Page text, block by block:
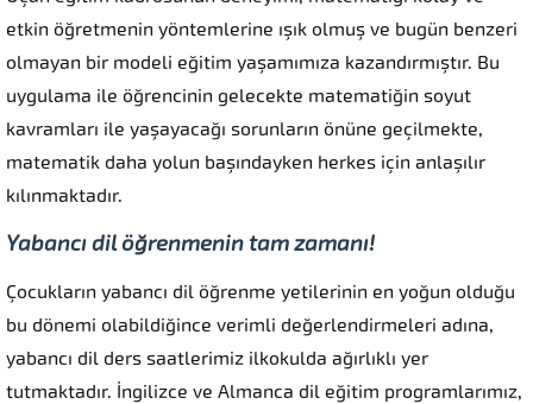
etkin öğretmenin yöntemlerine ışık olmuş ve bugün benzeri
olmayan bir modeli eğitim yaşamımıza kazandırmıştır. Bu
uygulama ile öğrencinin gelecekte matematiğin soyut
kavramları ile yaşayacağı sorunların önüne geçilmekte,
matematik daha yolun başındayken herkes için anlaşılır
kılınmaktadır.
Yabancı dil öğrenmenin tam zamanı!
Çocukların yabancı dil öğrenme yetilerinin en yoğun olduğu
bu dönemi olabildiğince verimli değerlendirmeleri adına,
yabancı dil ders saatlerimiz ilkokulda ağırlıklı yer
tutmaktadır. İngilizce ve Almanca dil eğitim programlarımız,